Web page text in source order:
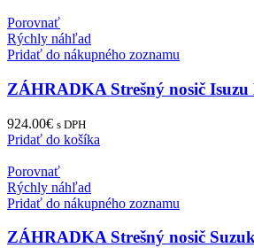
Porovnať
Rýchly náhľad
Pridať do nákupného zoznamu
ZÁHRADKA Strešný nosič
924.00€ s DPH
Pridať do košíka
Porovnať
Rýchly náhľad
Pridať do nákupného zoznamu
ZÁHRADKA Strešný nosič